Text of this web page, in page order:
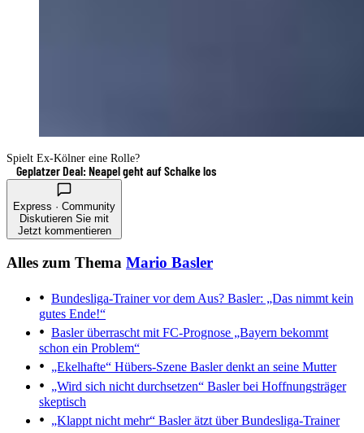
Spielt Ex-Kölner eine Rolle?
Geplatzer Deal: Neapel geht auf Schalke los
Express · Community
Diskutieren Sie mit
Jetzt kommentieren
Alles zum Thema Mario Basler
Bundesliga-Trainer vor dem Aus? Basler: „Das nimmt kein
gutes Ende!“
Basler überrascht mit FC-Prognose „Bayern bekommt
schon ein Problem“
„Ekelhafte“ Hübers-Szene Basler denkt an seine Mutter
„Wird sich nicht durchsetzen“ Basler bei Hoffnungsträger
skeptisch
„Klappt nicht mehr“ Basler ätzt über Bundesliga-Trainer